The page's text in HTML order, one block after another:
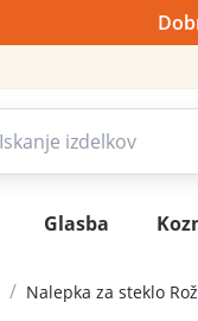
Glasba
/ Nalepka za steklo